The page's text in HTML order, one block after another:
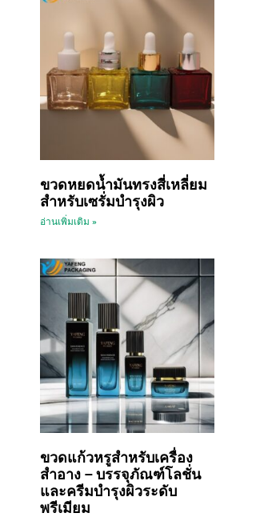
ขวดหยดน้ำมันทรงสี่เหลี่ยม
สำหรับเซรั่มบำรุงผิว
อ่านเพิ่มเติม »
ขวดแก้วหรูสำหรับเครื่อง
สำอาง – บรรจุภัณฑ์โลชั่น
และครีมบำรุงผิวระดับ
พรีเมียม